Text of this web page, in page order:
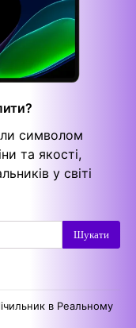
символом
та якості,
у світі
в Реальному